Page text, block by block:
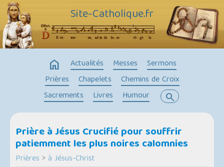
Site-Catholique.fr
home Actualités Messes
Sermons
Prières
Chapelets
Chemins de Croix
Sacrements
Livres Humour search
Prière à Jésus Crucifié pour souffrir
patiemment les plus noires calomnies
Prières > à Jésus-Christ